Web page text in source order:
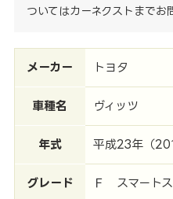
ついてはカーネクストまでお
メーカー トヨタ
車種名 ヴィッツ
年式 平成23年（
グレード Ｆ スマート